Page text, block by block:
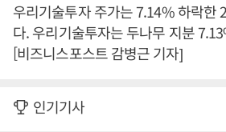
우리기술투자 주가는 7.14% 하락한
다. 우리기술투자는 두나무 지분
[비즈니스포스트 감병근 기자]
인기기사